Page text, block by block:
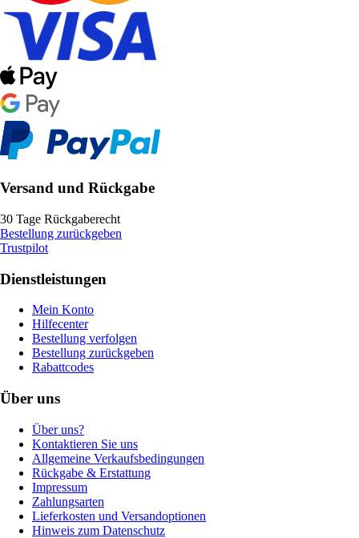
Versand und Rückgabe
30 Tage Rückgaberecht
Bestellung zurückgeben
Trustpilot
Dienstleistungen
Mein Konto
Hilfecenter
Bestellung verfolgen
Bestellung zurückgeben
Rabattcodes
Über uns
Über uns?
Kontaktieren Sie uns
Allgemeine Verkaufsbedingungen
Rückgabe & Erstattung
Impressum
Zahlungsarten
Lieferkosten und Versandoptionen
Hinweis zum Datenschutz